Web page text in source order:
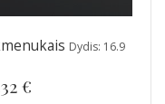
Dydis: 16.9
€